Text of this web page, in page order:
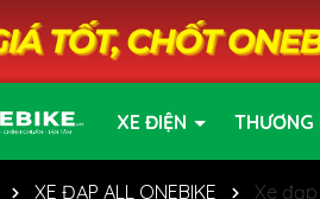
XE ĐIỆN THƯƠNG
XE ĐẠP ALL ONEBIKE Xe đạp